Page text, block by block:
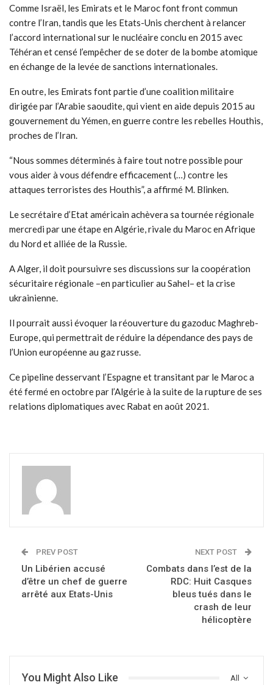
Comme Israël, les Emirats et le Maroc font front commun
contre l’Iran, tandis que les Etats-Unis cherchent à relancer
l’accord international sur le nucléaire conclu en 2015 avec
Téhéran et censé l’empêcher de se doter de la bombe atomique
en échange de la levée de sanctions internationales.
En outre, les Emirats font partie d’une coalition militaire
dirigée par l’Arabie saoudite, qui vient en aide depuis 2015 au
gouvernement du Yémen, en guerre contre les rebelles Houthis,
proches de l’Iran.
“Nous sommes déterminés à faire tout notre possible pour
vous aider à vous défendre efficacement (…) contre les
attaques terroristes des Houthis”, a affirmé M. Blinken.
Le secrétaire d’Etat américain achèvera sa tournée régionale
mercredi par une étape en Algérie, rivale du Maroc en Afrique
du Nord et alliée de la Russie.
A Alger, il doit poursuivre ses discussions sur la coopération
sécuritaire régionale –en particulier au Sahel– et la crise
ukrainienne.
Il pourrait aussi évoquer la réouverture du gazoduc Maghreb-
Europe, qui permettrait de réduire la dépendance des pays de
l’Union européenne au gaz russe.
Ce pipeline desservant l’Espagne et transitant par le Maroc a
été fermé en octobre par l’Algérie à la suite de la rupture de ses
relations diplomatiques avec Rabat en août 2021.
PREV POST
Un Libérien accusé
d’être un chef de guerre
arrêté aux Etats-Unis
NEXT POST
Combats dans l’est de la
RDC: Huit Casques
bleus tués dans le
crash de leur
hélicoptère
All
You Might Also Like